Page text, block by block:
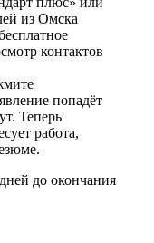
из Омска
контактов
попадёт
Теперь
работа,
до окончания